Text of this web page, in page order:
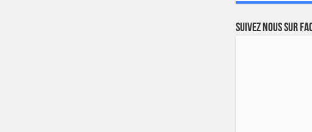
Suivez nous sur